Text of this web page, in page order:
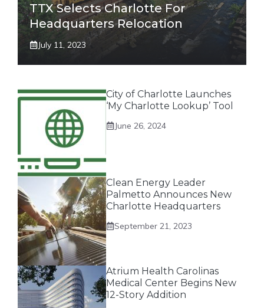
TTX Selects Charlotte For
Headquarters Relocation
July 11, 2023
City of Charlotte Launches
‘My Charlotte Lookup’ Tool
June 26, 2024
Clean Energy Leader
Palmetto Announces New
Charlotte Headquarters
September 21, 2023
Atrium Health Carolinas
Medical Center Begins New
12-Story Addition